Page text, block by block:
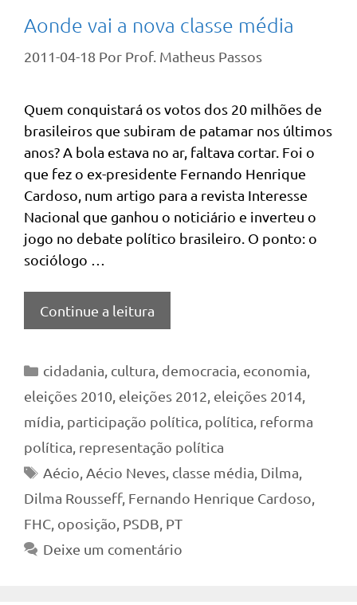
Aonde vai a nova classe média
2011-04-18 Por Prof. Matheus Passos
Quem conquistará os votos dos 20 milhões de
brasileiros que subiram de patamar nos últimos
anos? A bola estava no ar, faltava cortar. Foi o
que fez o ex-presidente Fernando Henrique
Cardoso, num artigo para a revista Interesse
Nacional que ganhou o noticiário e inverteu o
jogo no debate político brasileiro. O ponto: o
sociólogo …
Continue a leitura
Categorias
cidadania cultura democracia economia
eleições 2010 eleições 2012 eleições 2014
mídia participação política política reforma
política representação política
Tags
Aécio Aécio Neves, classe média Dilma
Dilma Rousseff, Fernando Henrique Cardoso
FHC oposição PSDB PT
Deixe um comentário